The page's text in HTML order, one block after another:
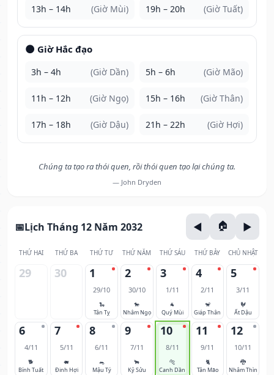
13h – 14h (Giờ Mùi) 19h – 20h (Giờ Tuất)
🌑 Giờ Hắc đạo
3h – 4h (Giờ Dần) 5h – 6h (Giờ Mão)
11h – 12h (Giờ Ngọ) 15h – 16h (Giờ Thân)
17h – 18h (Giờ Dậu) 21h – 22h (Giờ Hợi)
Chúng ta tạo ra thói quen, rồi thói quen tạo lại chúng ta.
— John Dryden
Lịch Tháng 12 Năm 2032
THỨ HAI THỨ BA THỨ TƯ THỨ NĂM THỨ SÁU THỨ BẢY CHỦ NHẬT
29 30 1
29/10
🐍
Tân Tỵ
2
30/10
🐎
Nhâm Ngọ
3
1/11
🐐
Quý Mùi
4
2/11
🐒
Giáp Thân
5
3/11
🐓
Ất Dậu
6
4/11
🐕
Bính Tuất
7
5/11
🐖
Đinh Hợi
8
6/11
🐀
Mậu Tý
9
7/11
🐂
Kỷ Sửu
10
8/11
🐅
Canh Dần
11
9/11
🐈
Tân Mão
12
10/11
🐉
Nhâm Thìn